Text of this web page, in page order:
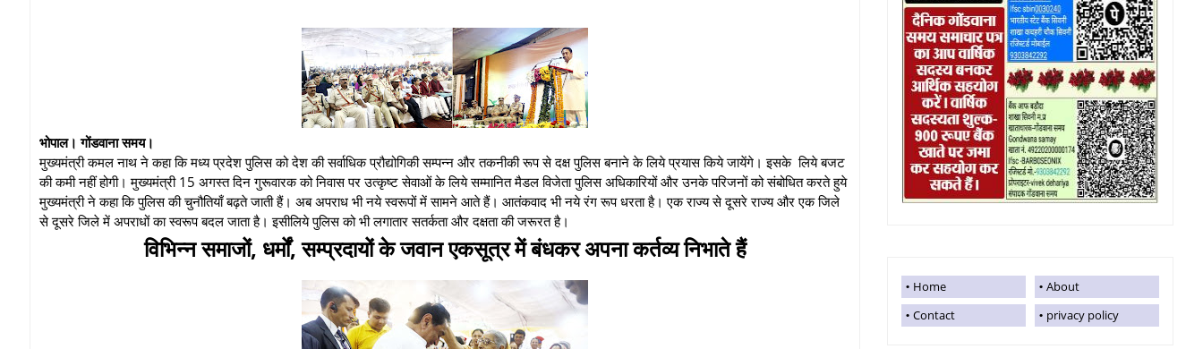
भोपाल। गोंडवाना समय।
मुख्यमंत्री कमल नाथ ने कहा कि मध्य प्रदेश पुलिस को देश की सर्वाधिक प्रौद्योगिकी सम्पन्न और तकनीकी रूप से दक्ष पुलिस बनाने के लिये प्रयास किये जायेंगे। इसके लिये बजट
की कमी नहीं होगी। मुख्यमंत्री 15 अगस्त दिन गुरूवारक को निवास पर उत्कृष्ट सेवाओं के लिये सम्मानित मैडल विजेता पुलिस अधिकारियों और उनके परिजनों को संबोधित करते हुये
मुख्यमंत्री ने कहा कि पुलिस की चुनौतियाँ बढ़ते जाती हैं। अब अपराध भी नये स्वरूपों में सामने आते हैं। आतंकवाद भी नये रंग रूप धरता है। एक राज्य से दूसरे राज्य और एक जिले
से दूसरे जिले में अपराधों का स्वरूप बदल जाता है। इसीलिये पुलिस को भी लगातार सतर्कता और दक्षता की जरूरत है।
विभिन्न समाजों, धर्मों, सम्प्रदायों के जवान एकसूत्र में बंधकर अपना कर्तव्य निभाते हैं
Home
About
Contact
privacy policy